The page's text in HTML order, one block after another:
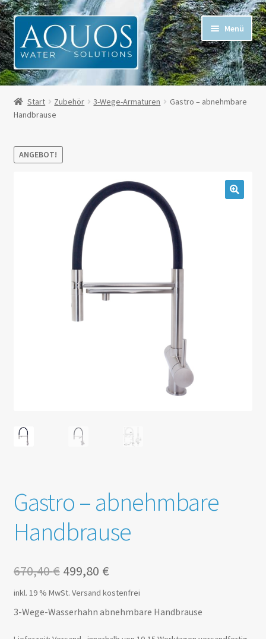
Menü
Alle Artikel
Mein Konto
Kasse
Mehr Informationen
Für Kunden in der Schweiz
Start Zubehör 3-Wege-Armaturen
Gastro – abnehmbare
Handbrause
ANGEBOT!
Gastro – abnehmbare
Handbrause
670,40€ 499,80 €
inkl. 19 % MwSt. Versand kostenfrei
3-Wege-Wasserhahn abnehmbare Handbrause